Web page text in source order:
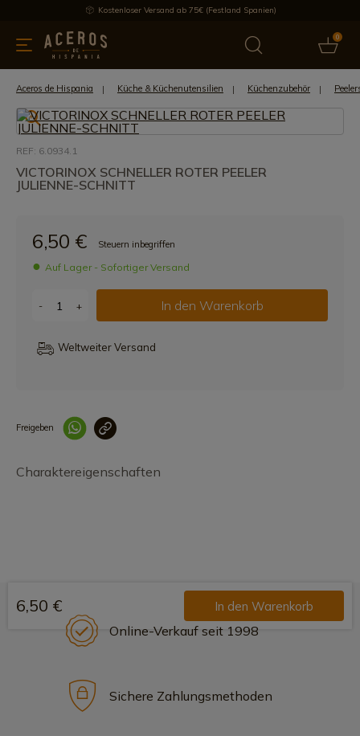
Kostenloser Versand ab 75€ (Festland Spanien)
0
Bietet Aktuelles Bestseller
Aceros de Hispania Küche & Küchenutensilien Küchenzubehör
REF: 6.0934.1
VICTORINOX SCHNELLER ROTER PEELER
JULIENNE-SCHNITT
6,50 € Steuern inbegriffen
Auf Lager - Sofortiger Versand
- + In den Warenkorb
Weltweiter Versand
Freigeben
Charaktereigenschaften
6,50 € In den Warenkorb
Online-Verkauf seit 1998
Sichere Zahlungsmethoden